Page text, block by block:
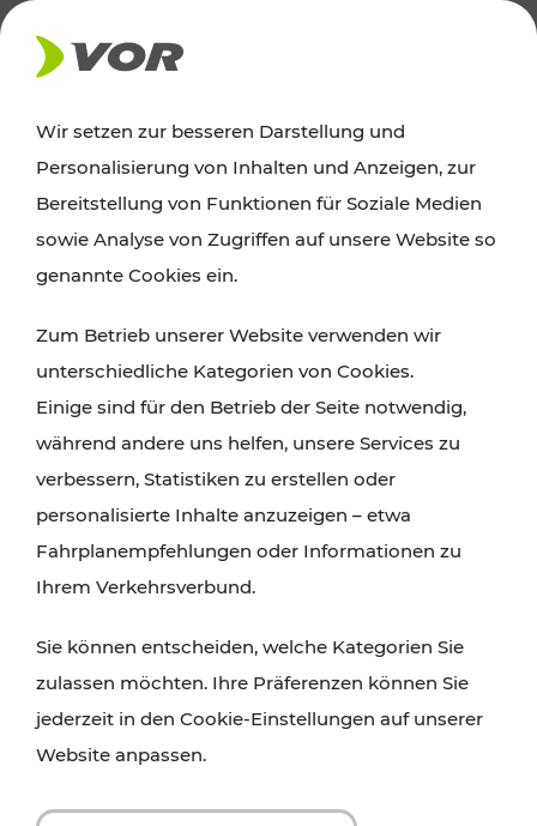
AKTUELLES
News
Alle wichtigen Meldungen zu Fahrplanänderungen,
finden Sie hier im Überblick.
Wir setzen zur besseren Darstellung und
Personalisierung von Inhalten und Anzeigen, zur
Bereitstellung von Funktionen für Soziale Medien
sowie Analyse von Zugriffen auf unsere Website so
genannte Cookies ein.
Zum Betrieb unserer Website verwenden wir
unterschiedliche Kategorien von Cookies.
Einige sind für den Betrieb der Seite notwendig,
während andere uns helfen, unsere Services zu
verbessern, Statistiken zu erstellen oder
personalisierte Inhalte anzuzeigen – etwa
Fahrplanempfehlungen oder Informationen zu
Ihrem Verkehrsverbund.
Sie können entscheiden, welche Kategorien Sie
zulassen möchten. Ihre Präferenzen können Sie
jederzeit in den Cookie-Einstellungen auf unserer
Website anpassen.